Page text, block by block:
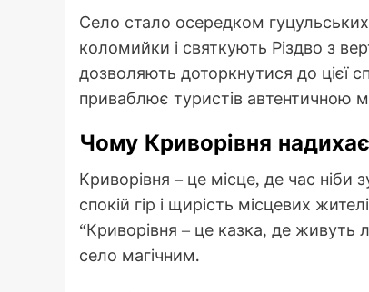
Село стало осередком
коломийки і святкують Різдво з
дозволяють доторкнутися до цієї
приваблює туристів автентичною
Чому Криворівня
Криворівня – це місце, де час
спокій гір і щирість місцевих
“Криворівня – це казка, де
село магічним.